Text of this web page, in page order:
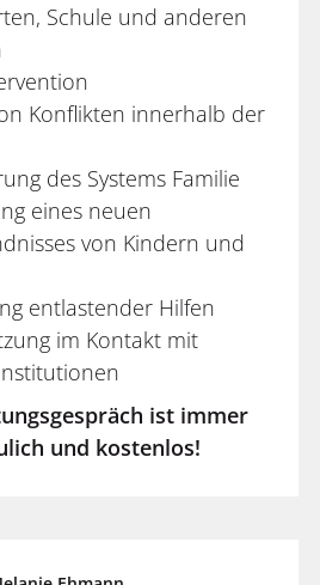
Schule und anderen
Konflikten innerhalb der
des Systems Familie
eines neuen
von Kindern und
entlastender Hilfen
im Kontakt mit
ist immer
und kostenlos!